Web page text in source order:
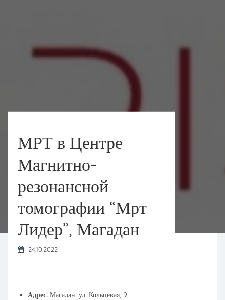
МРТ в Центре
Магнитно-
резонансной
томографии “Мрт
Лидер”, Магадан
24.10.2022
Адрес: Магадан, ул. Кольцевая, 9